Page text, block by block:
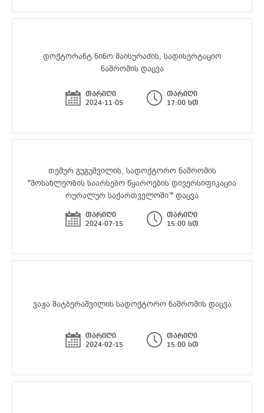
დოქტორანტ ნინო მაისურაძის, სადისერტაციო
ნაშრომის დაცვა
თარიღი
2024-11-05
თარიღი
17:00 სთ
თემურ გუგუშვილის, სადოქტორო ნაშრომის
"მოსახლეობის საარსებო წყაროების დივერსიფიკაცია
რურალურ საქართველოში’" დაცვა
თარიღი
2024-07-15
თარიღი
15:00 სთ
ვაჟა შატბერაშვილის სადოქტორო ნაშრომის დაცვა
თარიღი
2024-02-15
თარიღი
15:00 სთ